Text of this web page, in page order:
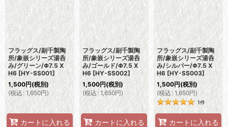
フラッグス/副千製陶
所/象嵌シリーズ湯呑
み/グリーン/Φ7.5 X
H6 [HY-SS001]
1,500円(税別)
(税込: 1,650円)
カートに入れる
フラッグス/副千製陶
所/象嵌シリーズ湯呑
み/ゴールド/Φ7.5 X
H6 [HY-SS002]
1,500円(税別)
(税込: 1,650円)
カートに入れる
フラッグス/副千製陶
所/象嵌シリーズ湯呑
み/シルバー/Φ7.5 X
H6 [HY-SS003]
1,500円(税別)
(税込: 1,650円)
1件
カートに入れる